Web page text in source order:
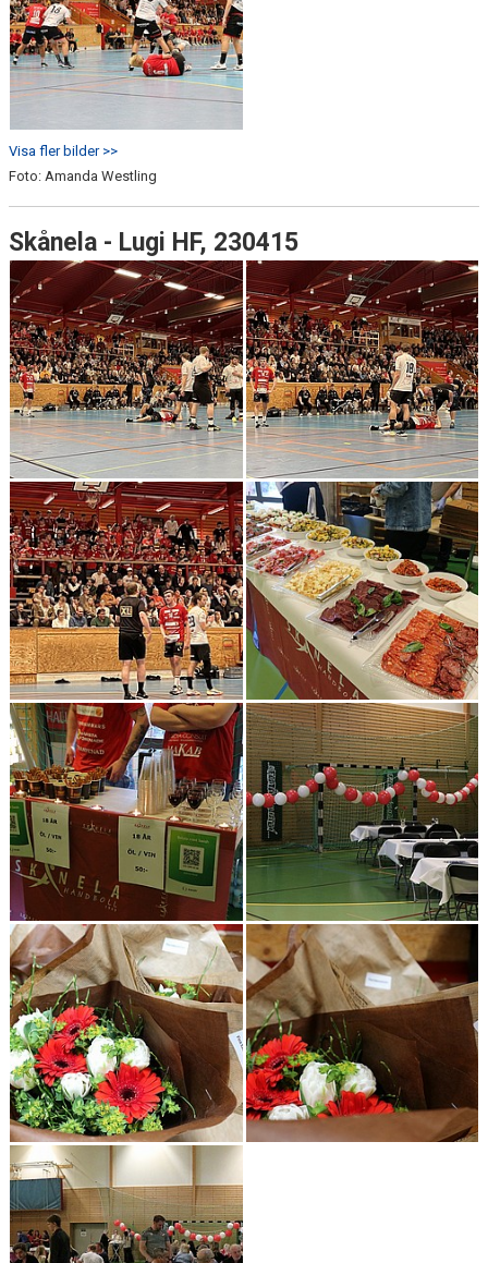
Visa fler bilder >>
Foto: Amanda Westling
Skånela - Lugi HF, 230415